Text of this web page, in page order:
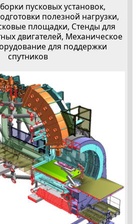
пусковых установок,
полезной нагрузки,
площадки, Стенды для
двигателей, Механическое
для поддержки
спутников